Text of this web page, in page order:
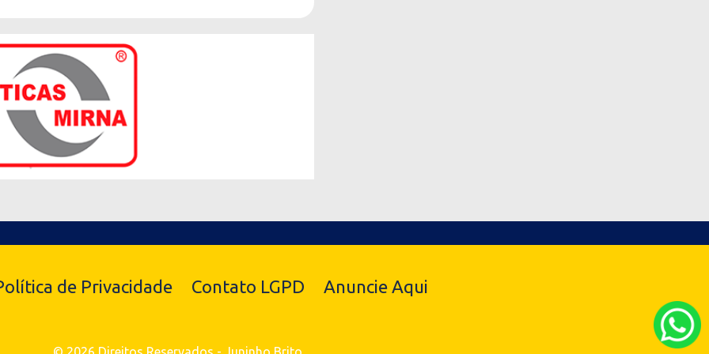
de Privacidade Contato LGPD Anuncie Aqui